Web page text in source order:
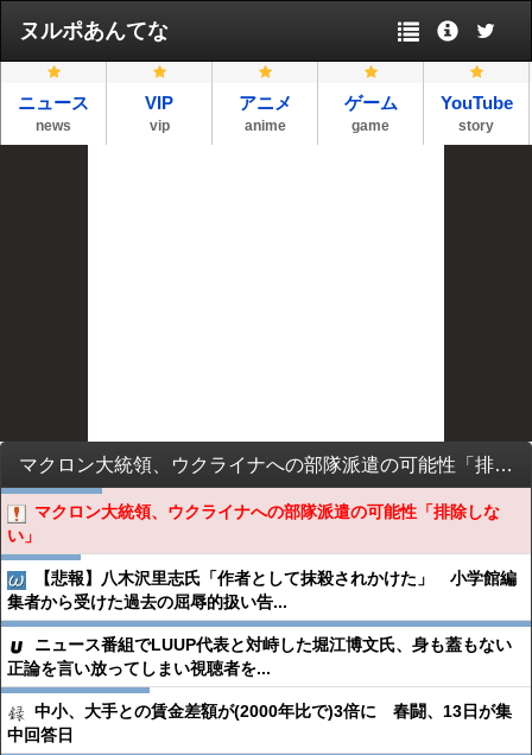
ヌルポあんてな
ニュース
news
VIP
vip
アニメ
anime
ゲーム
game
YouTube
story
マクロン大統領、ウクライナへの部隊派遣の可能性「排除しない」
マクロン大統領、ウクライナへの部隊派遣の可能性「排除しな
い」
【悲報】八木沢里志氏「作者として抹殺されかけた」 小学館編
集者から受けた過去の屈辱的扱い告...
ニュース番組でLUUP代表と対峙した堀江博文氏、身も蓋もない
正論を言い放ってしまい視聴者を...
中小、大手との賃金差額が(2000年比で)3倍に 春闘、13日が集
中回答日